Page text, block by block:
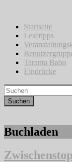
springenStartseite
Lesetipps
Taranta Babu
Eindrücke
Buchladen